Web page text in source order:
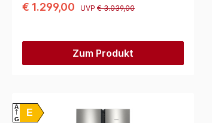
€ 1.299,00 UVP € 3.039,00
Zum Produkt
E
A
G